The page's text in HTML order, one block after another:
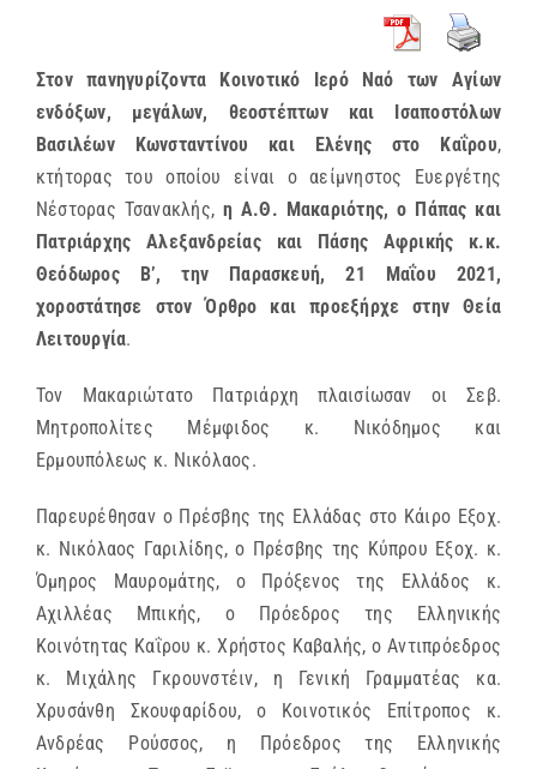
Στον πανηγυρίζοντα Κοινοτικό Ιερό Ναό των Αγίων
ενδόξων, μεγάλων, θεοστέπτων και Ισαποστόλων
Βασιλέων Κωνσταντίνου και Ελένης στο Καΐρου,
κτήτορας του οποίου είναι ο αείμνηστος Ευεργέτης
Νέστορας Τσανακλής, η Α.Θ. Μακαριότης, ο Πάπας και
Πατριάρχης Αλεξανδρείας και Πάσης Αφρικής κ.κ.
Θεόδωρος Β’, την Παρασκευή, 21 Μαΐου 2021,
χοροστάτησε στον Όρθρο και προεξήρχε στην Θεία
Λειτουργία.
Τον Μακαριώτατο Πατριάρχη πλαισίωσαν οι Σεβ.
Μητροπολίτες Μέμφιδος κ. Νικόδημος και
Ερμουπόλεως κ. Νικόλαος.
Παρευρέθησαν ο Πρέσβης της Ελλάδας στο Κάιρο Εξοχ.
κ. Νικόλαος Γαριλίδης, ο Πρέσβης της Κύπρου Εξοχ. κ.
Όμηρος Μαυρομάτης, ο Πρόξενος της Ελλάδος κ.
Αχιλλέας Μπικής, ο Πρόεδρος της Ελληνικής
Κοινότητας Καΐρου κ. Χρήστος Καβαλής, ο Αντιπρόεδρος
κ. Μιχάλης Γκρουνστέιν, η Γενική Γραμματέας κα.
Χρυσάνθη Σκουφαρίδου, ο Κοινοτικός Επίτροπος κ.
Ανδρέας Ρούσσος, η Πρόεδρος της Ελληνικής